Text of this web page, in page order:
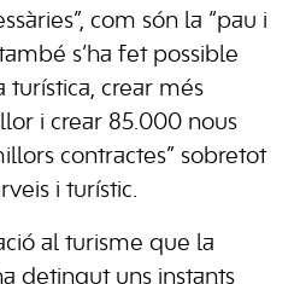
com són la “pau i
s’ha fet possible
turística, crear més
i crear 85.000 nous
contractes” sobretot
i turístic.
al turisme que la
detingut uns instants